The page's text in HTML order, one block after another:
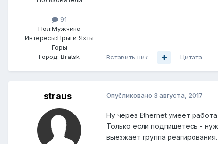
91
Пол:Мужчина
Интересы:Прыги Яхты
Горы
Город: Bratsk Вставить ник Цитата
straus Опубликовано 3 августа, 2017
Ну через Ethernet умеет
Только если подпишетесь -
выезжает группа